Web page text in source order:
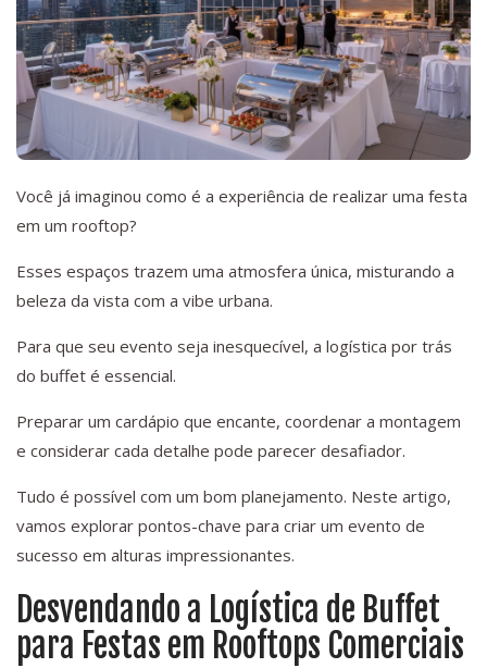
Você já imaginou como é a experiência de realizar uma festa
em um rooftop?
Esses espaços trazem uma atmosfera única, misturando a
beleza da vista com a vibe urbana.
Para que seu evento seja inesquecível, a logística por trás
do buffet é essencial.
Preparar um cardápio que encante, coordenar a montagem
e considerar cada detalhe pode parecer desafiador.
Tudo é possível com um bom planejamento. Neste artigo,
vamos explorar pontos-chave para criar um evento de
sucesso em alturas impressionantes.
Desvendando a Logística de Buffet
para Festas em Rooftops Comerciais